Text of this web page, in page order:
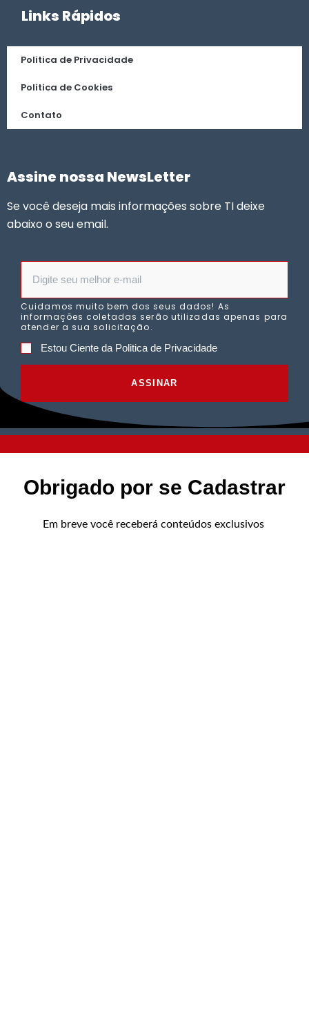
Links Rápidos
Politica de Privacidade
Politica de Cookies
Contato
Assine nossa NewsLetter
Se você deseja mais informações sobre TI deixe
abaixo o seu email.
Cuidamos muito bem dos seus dados! As
informações coletadas serão utilizadas apenas para
atender a sua solicitação.
Estou Ciente da Politica de Privacidade
ASSINAR
Reservados.
Obrigado por se Cadastrar
Em breve você receberá conteúdos exclusivos